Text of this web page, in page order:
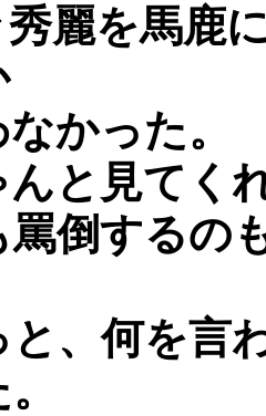
麗を馬鹿
かった。
と見てく
倒するの
、何を言